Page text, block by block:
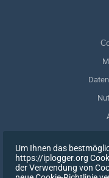
Um Ihnen das
https://iplogger.org
der Verwendung von